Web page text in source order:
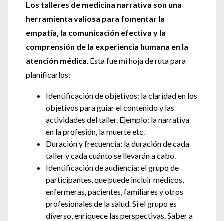
Los talleres de medicina narrativa son una
herramienta valiosa para fomentar la
empatía, la comunicación efectiva y la
comprensión de la experiencia humana en la
atención médica. Esta fue mi hoja de ruta para
planificarlos:
Identificación de objetivos: la claridad en los
objetivos para guiar el contenido y las
actividades del taller. Ejemplo: la narrativa
en la profesión, la muerte etc.
Duración y frecuencia: la duración de cada
taller y cada cuánto se llevarán a cabo.
Identificación de audiencia: el grupo de
participantes, que puede incluir médicos,
enfermeras, pacientes, familiares y otros
profesionales de la salud. Si el grupo es
diverso, enriquece las perspectivas. Saber a